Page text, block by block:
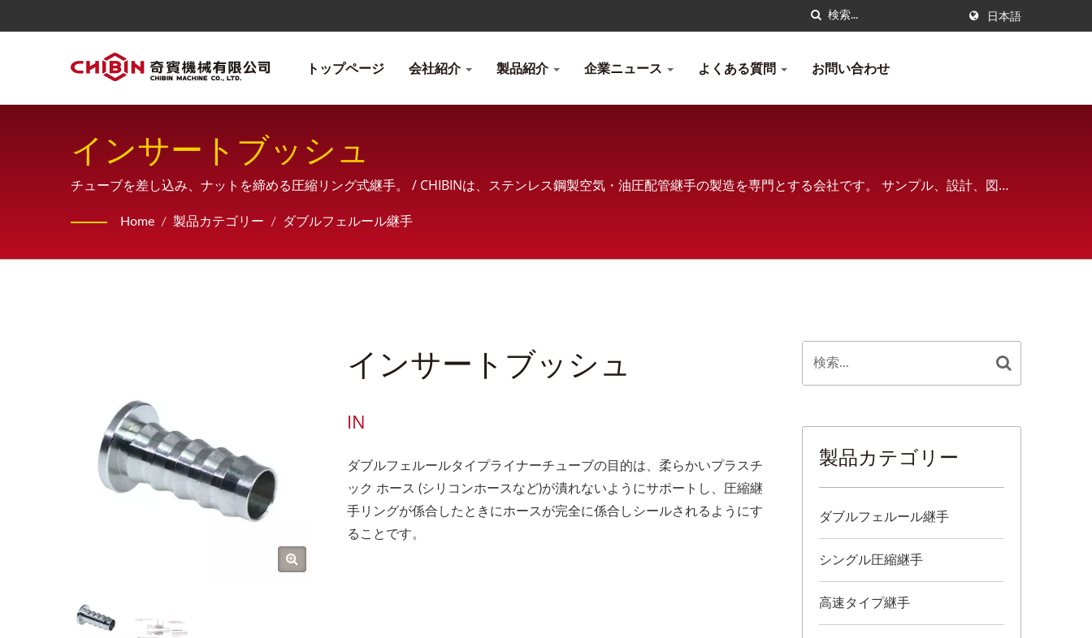
日本語
トップページ 会社紹介 製品紹介 企業ニュース よくある質問 お問い合わせ
インサートブッシュ
チューブを差し込み、ナットを締める圧縮リング式継手。 / CHIBINは、ステンレス鋼製空気・油圧配管継手の製造を専門とする会社です。 サンプル、設計、図面
Home / 製品カテゴリー / ダブルフェルール継手
インサートブッシュ
IN
ダブルフェルールタイプライナーチューブの目的は、柔らかいプラスチ
ック ホース (シリコンホースなど)が潰れないようにサポートし、圧縮継
手リングが係合したときにホースが完全に係合しシールされるようにす
ることです。
製品カテゴリー
ダブルフェルール継手
シングル圧縮継手
高速タイプ継手